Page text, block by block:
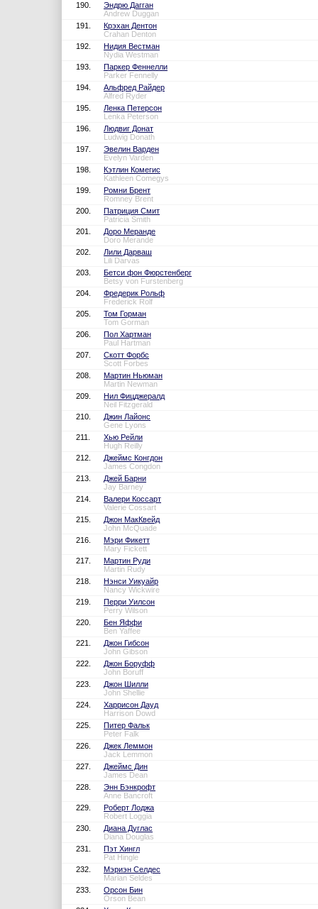
190.
Эндрю Дагган
Andrew Duggan
191.
Крэхан Дентон
Crahan Denton
192.
Нидия Вестман
Nydia Westman
193.
Паркер Феннелли
Parker Fennelly
194.
Альфред Райдер
Alfred Ryder
195.
Ленка Петерсон
Lenka Peterson
196.
Людвиг Донат
Ludwig Donath
197.
Эвелин Варден
Evelyn Varden
198.
Кэтлин Комегис
Kathleen Comegys
199.
Ромни Брент
Romney Brent
200.
Патриция Смит
Patricia Smith
201.
Доро Меранде
Doro Merande
202.
Лили Дарваш
Lili Darvas
203.
Бетси фон Фюрстенберг
Betsy von Furstenberg
204.
Фредерик Рольф
Frederick Rolf
205.
Том Горман
Tom Gorman
206.
Пол Хартман
Paul Hartman
207.
Скотт Форбс
Scott Forbes
208.
Мартин Ньюман
Martin Newman
209.
Нил Фицджералд
Neil Fitzgerald
210.
Джин Лайонс
Gene Lyons
211.
Хью Рейли
Hugh Reilly
212.
Джеймс Конгдон
James Congdon
213.
Джей Барни
Jay Barney
214.
Валери Коссарт
Valerie Cossart
215.
Джон МакКвейд
John McQuade
216.
Мэри Фикетт
Mary Fickett
217.
Мартин Руди
Martin Rudy
218.
Нэнси Уикуайр
Nancy Wickwire
219.
Перри Уилсон
Perry Wilson
220.
Бен Яффи
Ben Yaffee
221.
Джон Гибсон
John Gibson
222.
Джон Боруфф
John Boruff
223.
Джон Шилли
John Shellie
224.
Харрисон Дауд
Harrison Dowd
225.
Питер Фальк
Peter Falk
226.
Джек Леммон
Jack Lemmon
227.
Джеймс Дин
James Dean
228.
Энн Бэнкрофт
Anne Bancroft
229.
Роберт Лоджа
Robert Loggia
230.
Диана Дуглас
Diana Douglas
231.
Пэт Хингл
Pat Hingle
232.
Мэриэн Селдес
Marian Seldes
233.
Орсон Бин
Orson Bean